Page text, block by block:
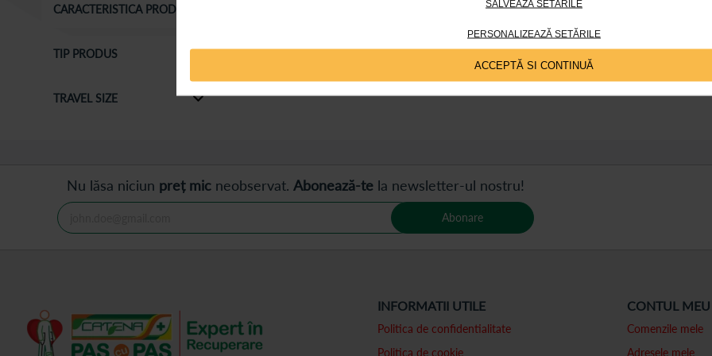
SALVEAZĂ SETĂRILE
PERSONALIZEAZĂ SETĂRILE
ACCEPTĂ SI CONTINUĂ
Afișează produse pe pagină
CARACTERISTICA PRODUS
TIP PRODUS
TRAVEL SIZE
Nu lăsa niciun preț mic neobservat. Abonează-te la newsletter-ul nostru!
Abonare
INFORMATII UTILE
Politica de confidentialitate
Politica de cookie
CONTUL MEU
Comenzile mele
Adresele mele